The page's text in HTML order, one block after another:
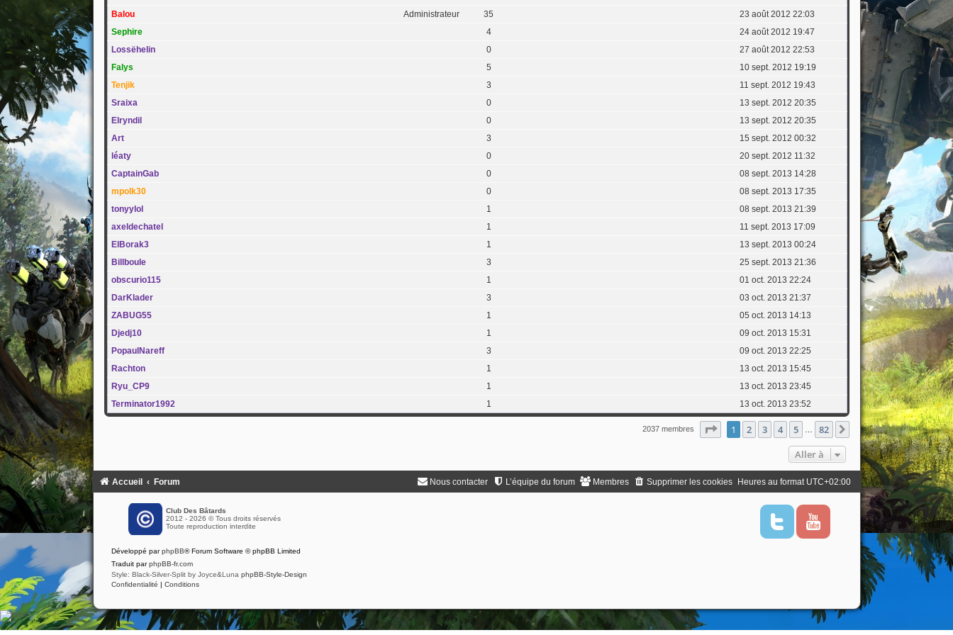
Administrateur
Balou 35
23 août 2012 22:03
Sephire
4
24 août 2012 19:47
Lossëhelin
0
27 août 2012 22:53
Falys
5
10 sept. 2012 19:19
Tenjik
3
11 sept. 2012 19:43
Sraixa
0
13 sept. 2012 20:35
Elryndil
0
13 sept. 2012 20:35
Art
3
15 sept. 2012 00:32
léaty
0
20 sept. 2012 11:32
CaptainGab
0
08 sept. 2013 14:28
mpolk30
0
08 sept. 2013 17:35
tonyylol
1
08 sept. 2013 21:39
axeldechatel
1
11 sept. 2013 17:09
ElBorak3
1
13 sept. 2013 00:24
Billboule
3
25 sept. 2013 21:36
obscurio115
1
01 oct. 2013 22:24
DarKlader
3
03 oct. 2013 21:37
ZABUG55
1
05 oct. 2013 14:13
Djedj10
1
09 oct. 2013 15:31
PopaulNareff
3
09 oct. 2013 22:25
Rachton
1
13 oct. 2013 15:45
Ryu_CP9
1
13 oct. 2013 23:45
Terminator1992
1 13 oct. 2013 23:52
2037 membres Page sur82
1 2 3 4 5 82
Suivante
Aller à
Accueil Forum Heures au format UTC+02:00
Supprimer les cookies
Membres
L’équipe du forum
Nous contacter
Club Des Bâtards
2012 - 2026 © Tous droits réservés
Toute reproduction interdite
T
i
Y
u
Développé parphpBB® Forum Software © phpBB Limited
Traduit parphpBB-fr.com
Style: Black-Silver-Split by Joyce&Luna phpBB-Style-Design
Confidentialité | Conditions